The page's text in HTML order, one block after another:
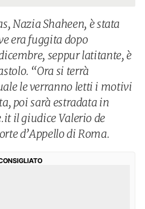
Nazia Shaheen, è stata
era fuggita dopo
seppur latitante, è
“Ora si terrà
le verranno letti i motivi
poi sarà estradata in
il giudice Valerio de
d’Appello di Roma.